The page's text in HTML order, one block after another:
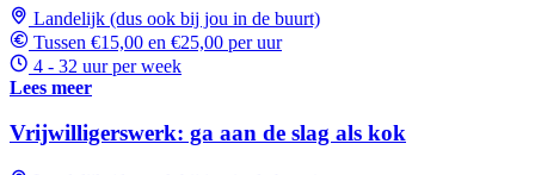
Landelijk (dus ook bij jou in de buurt)
Tussen €15,00 en €25,00 per uur
4 - 32 uur per week
Lees meer
Vrijwilligerswerk: ga aan de slag als kok